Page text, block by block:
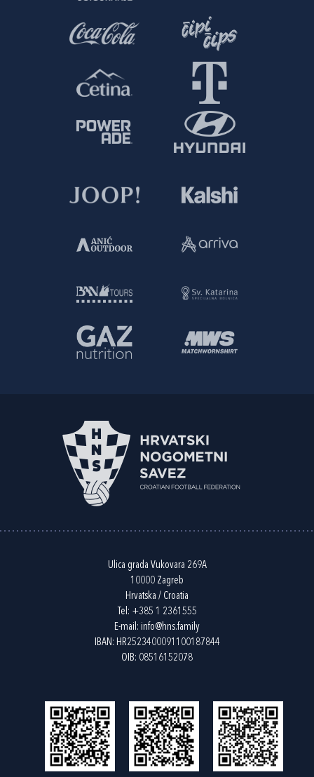
Ulica grada Vukovara 269A
10000 Zagreb
Hrvatska / Croatia
Tel: +385 1 2361555
E-mail: info@hns.family
IBAN: HR2523400091100187844
OIB: 08516152078